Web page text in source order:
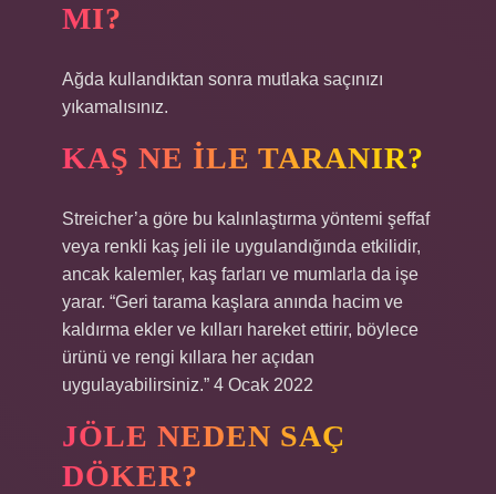
MI?
Ağda kullandıktan sonra mutlaka saçınızı
yıkamalısınız.
KAŞ NE ILE TARANIR?
Streicher’a göre bu kalınlaştırma yöntemi şeffaf
veya renkli kaş jeli ile uygulandığında etkilidir,
ancak kalemler, kaş farları ve mumlarla da işe
yarar. “Geri tarama kaşlara anında hacim ve
kaldırma ekler ve kılları hareket ettirir, böylece
ürünü ve rengi kıllara her açıdan
uygulayabilirsiniz.” 4 Ocak 2022
JÖLE NEDEN SAÇ
DÖKER?